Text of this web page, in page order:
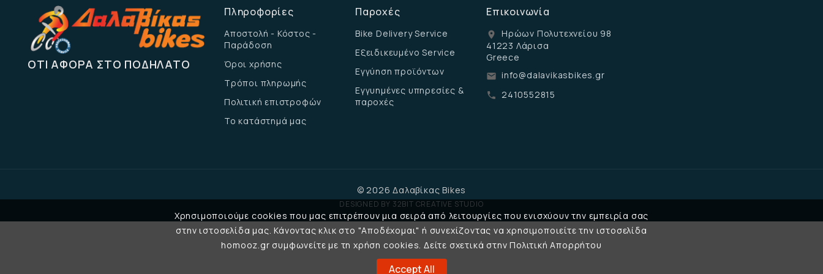
Χρησιμοποιούμε cookies που μας επιτρέπουν μια σειρά από λειτουργίες που ενισχύουν την εμπειρία σας
στην ιστοσελίδα μας. Κάνοντας κλικ στο "Αποδέχομαι" ή συνεχίζοντας να χρησιμοποιείτε την ιστοσελίδα
homooz.gr συμφωνείτε με τη χρήση cookies. Δείτε σχετικά στην Πολιτική Απορρήτου
Accept All
ΌΤΙ ΑΦΟΡΆ ΣΤΟ ΠΟΔΉΛΑΤΟ
Πληροφορίες
Αποστολή - Κόστος -
Παράδοση
Όροι χρήσης
Τρόποι πληρωμής
Πολιτική επιστροφών
Το κατάστημά μας
Παροχές
Bike Delivery Service
Εξειδικευμένο Service
Εγγύηση προϊόντων
Εγγυημένες υπηρεσίες &
παροχές
Επικοινωνία
location_on
Ηρώων Πολυτεχνείου 98
41223 Λάρισα
Greece
email info@dalavikasbikes.gr
call 2410552815
© 2026 Δαλαβίκας Bikes
DESIGNED BY 32BIT CREATIVE STUDIO